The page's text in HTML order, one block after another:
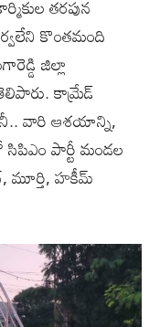
తరపున
కొంతమంది
జిల్లా
కామ్రేడ్
వారి ఆశయాన్ని,
సిపిఎం పార్టీ మండల
మూర్తి, హకీమ్